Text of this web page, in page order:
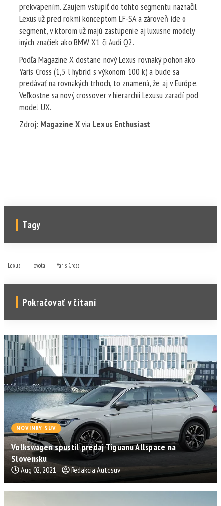
prekvapením. Záujem vstúpiť do tohto segmentu naznačil
Lexus už pred rokmi konceptom LF-SA a zároveň ide o
segment, v ktorom už majú zastúpenie aj luxusne modely
iných značiek ako BMW X1 či Audi Q2.
Podľa Magazine X dostane nový Lexus rovnaký pohon ako
Yaris Cross (1,5 l hybrid s výkonom 100 k) a bude sa
predávať na rovnakých trhoch, to znamená, že aj v Európe.
Veľkostne sa nový crossover v hierarchii Lexusu zaradí pod
model UX.
Zdroj: Magazine Xvia Lexus Enthusiast
Tagy
Lexus Toyota Yaris Cross
Pokračovať v čítaní
NOVINKY SUV
Volkswagen spustil predaj Tiguanu Allspace na
Slovensku
Aug 02, 2021 Redakcia Autosuv